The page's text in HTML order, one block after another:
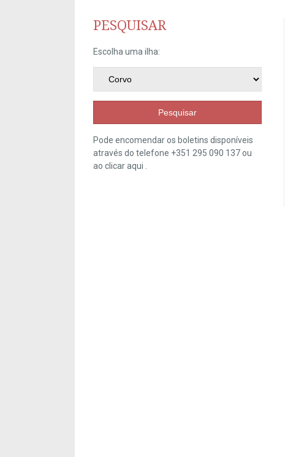
PESQUISAR
Escolha uma ilha:
Pesquisar
Pode encomendar os boletins disponíveis
através do telefone +351 295 090 137 ou
ao clicaraqui